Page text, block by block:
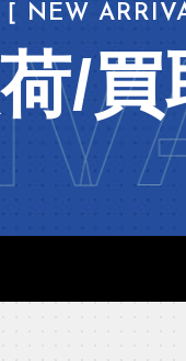
［ NEW
/買